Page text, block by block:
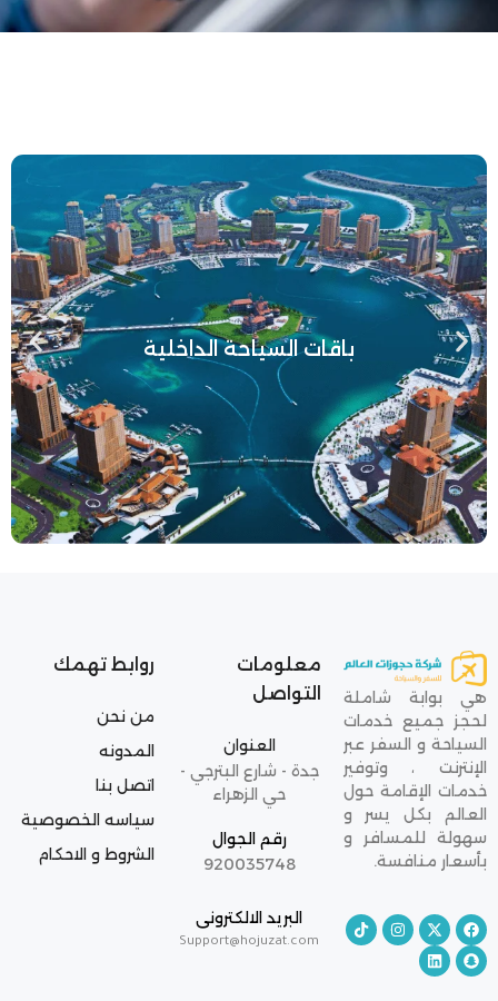
باقات السياحة الداخلية
هي بوابة شاملة
لحجز جميع خدمات
السياحة و السفر عبر
الإنترنت ، وتوفير
خدمات الإقامة حول
العالم بكل يسر و
سهولة للمسافر و
بأسعار منافسة.
معلومات
التواصل
العنوان
جدة - شارع البترجي -
حي الزهراء
رقم الجوال
920035748
البريد الالكترونى
Support@hojuzat.com
روابط تهمك
من نحن
المدونه
اتصل بنا
سياسه الخصوصية
الشروط و الاحكام